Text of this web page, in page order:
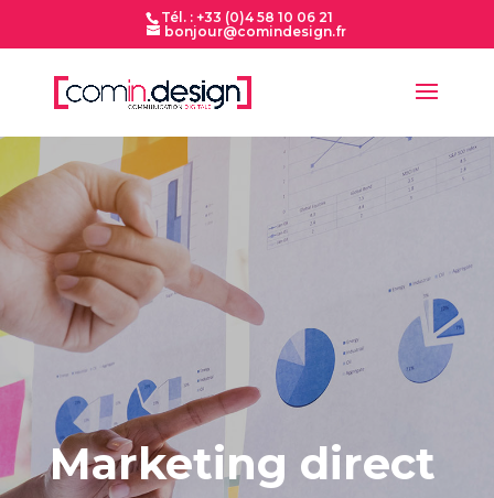
Tél. : +33 (0)4 58 10 06 21
bonjour@comindesign.fr
Marketing direct